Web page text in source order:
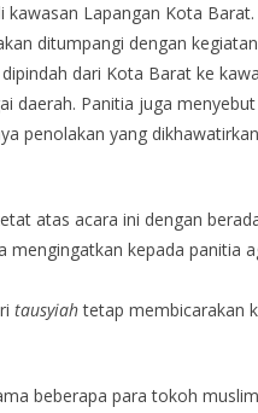
Lapangan Kota Barat.
ditumpangi dengan
dari Kota Barat ke
daerah. Panitia juga
penolakan yang dikhawatirkan
atas acara ini dengan
mengingatkan kepada panitia
tausyiahtetap membicarakan
beberapa para tokoh